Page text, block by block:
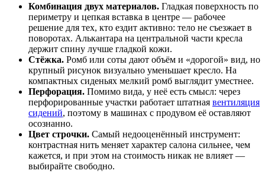
Комбинация двух материалов. Гладкая поверхность по
периметру и цепкая вставка в центре — рабочее
решение для тех, кто ездит активно: тело не съезжает в
поворотах. Алькантара на центральной части кресла
держит спину лучше гладкой кожи.
Стёжка. Ромб или соты дают объём и «дорогой» вид, но
крупный рисунок визуально уменьшает кресло. На
компактных сиденьях мелкий ромб выглядит уместнее.
Перфорация. Помимо вида, у неё есть смысл: через
перфорированные участки работает штатная вентиляция
сидений, поэтому в машинах с продувом её оставляют
осознанно.
Цвет строчки. Самый недооценённый инструмент:
контрастная нить меняет характер салона сильнее, чем
кажется, и при этом на стоимость никак не влияет —
выбирайте свободно.